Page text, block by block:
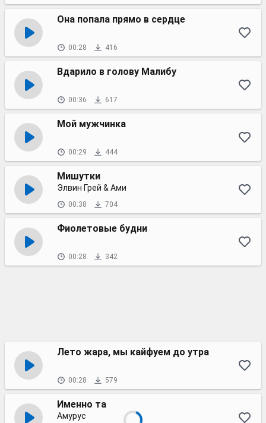
Она попала прямо в сердце
00:28 416
Вдарило в голову Малибу
00:36 617
Мой мужчинка
00:29 444
Мишутки
Элвин Грей & Ами
00:38 704
Фиолетовые будни
00:28 342
Лето жара, мы кайфуем до утра
00:28 579
Именно та
Амурус